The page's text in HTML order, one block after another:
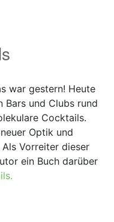
war gestern! Heute
Bars und Clubs rund
Cocktails.
Optik und
Vorreiter dieser
ein Buch darüber